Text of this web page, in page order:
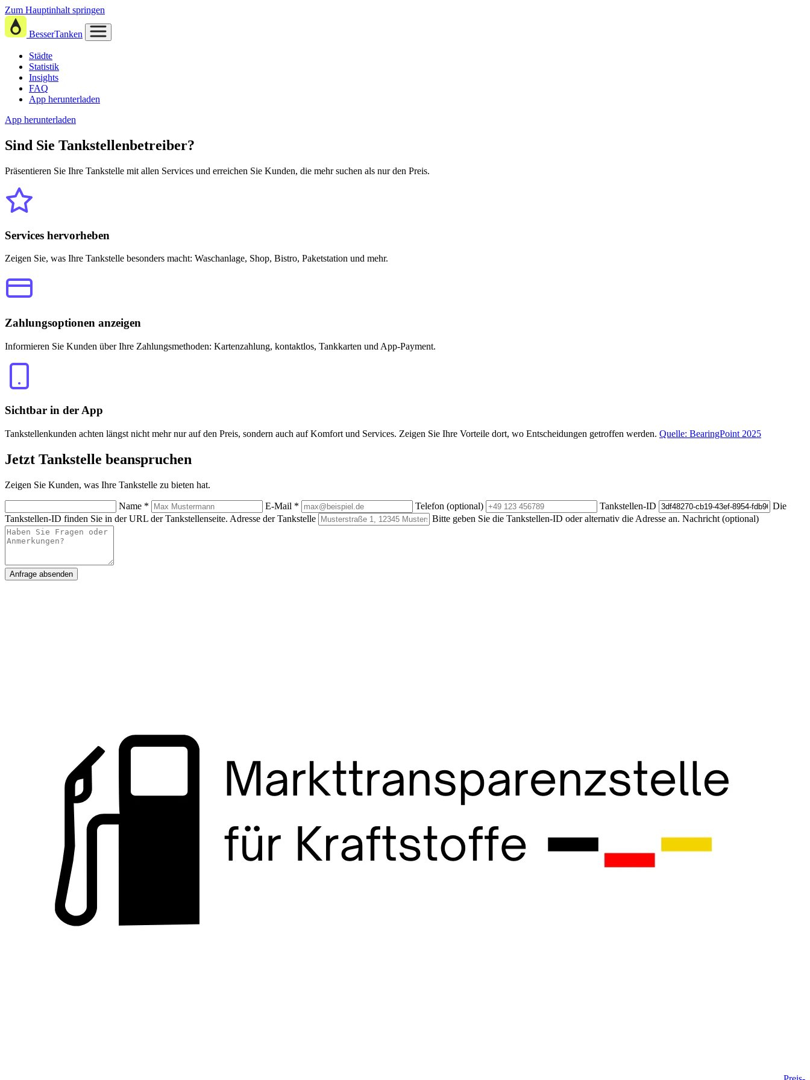
Zum Hauptinhalt springen
BesserTanken
Städte
Statistik
Insights
FAQ
App herunterladen
App herunterladen
Sind Sie Tankstellenbetreiber?
Präsentieren Sie Ihre Tankstelle mit allen Services und erreichen Sie Kunden, die mehr suchen als nur den Preis.
Services hervorheben
Zeigen Sie, was Ihre Tankstelle besonders macht: Waschanlage, Shop, Bistro, Paketstation und mehr.
Zahlungsoptionen anzeigen
Informieren Sie Kunden über Ihre Zahlungsmethoden: Kartenzahlung, kontaktlos, Tankkarten und App-Payment.
Sichtbar in der App
Tankstellenkunden achten längst nicht mehr nur auf den Preis, sondern auch auf Komfort und Services. Zeigen Sie Ihre Vorteile dort, wo Entscheidungen getroffen werden. Quelle: BearingPoint 2025
Jetzt Tankstelle beanspruchen
Zeigen Sie Kunden, was Ihre Tankstelle zu bieten hat.
Name * E-Mail * Telefon (optional) Tankstellen-ID
Die
Tankstellen-ID finden Sie in der URL der Tankstellenseite. Adresse der Tankstelle Bitte geben Sie die Tankstellen-ID oder alternativ die Adresse an. Nachricht (optional)
Anfrage absenden